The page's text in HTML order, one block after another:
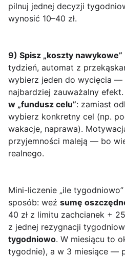
pilnuj jednej decyzji
wynosić 10–40 zł.
9) Spisz „koszty nawykowe”
tydzień, automat z
wybierz jeden do wycięcia —
najbardziej zauważalny efekt.
w „fundusz celu”: zamiast
wybierz konkretny cel (np.
wakacje, naprawa).
przyjemności maleją — bo
realnego.
Mini-liczenie „ile
sposób: weź sumę
40 zł z limitu zachcianek +
z jednej rezygnacji
tygodniowo. W miesiącu to
tygodnie), a w 3 miesiące —